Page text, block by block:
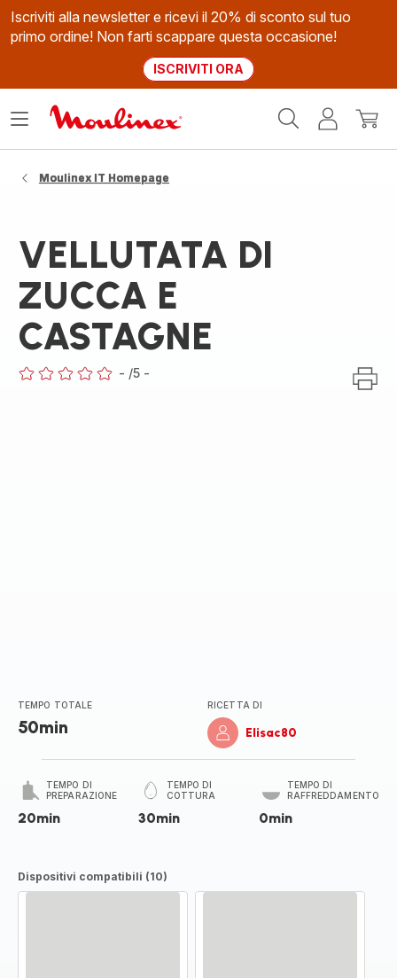
Iscriviti alla newsletter e ricevi il 20% di sconto sul tuo
primo ordine! Non farti scappare questa occasione!
ISCRIVITI ORA
Il
Apri
Moulinex IT Homepage
VELLUTATA DI
ZUCCA E
CASTAGNE
- /5 -
TEMPO TOTALE
50min
RICETTA DI
Elisac80
TEMPO DI
PREPARAZIONE
20min
TEMPO DI
COTTURA
30min
TEMPO DI
RAFFREDDAMENTO
0min
Dispositivi compatibili (10)